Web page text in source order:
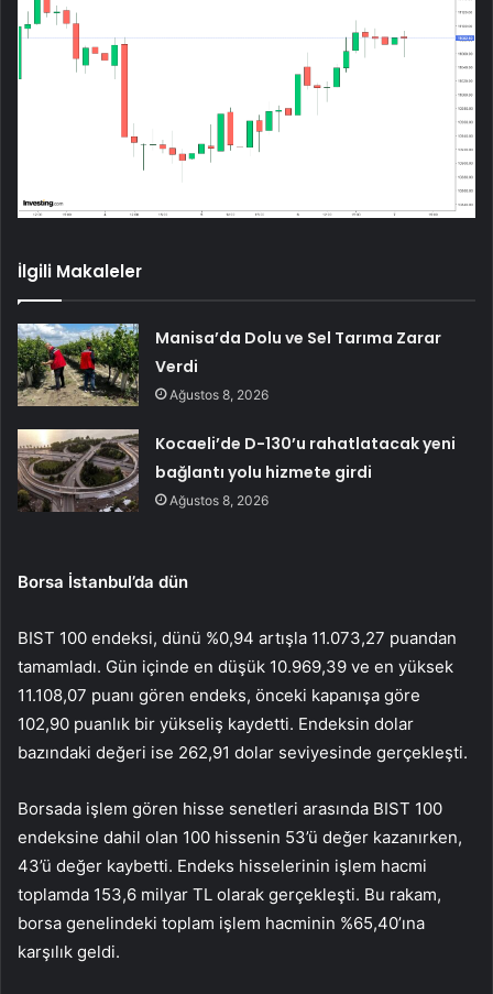
İlgili Makaleler
Manisa’da Dolu ve Sel Tarıma Zarar
Verdi
Ağustos 8, 2026
Kocaeli’de D-130’u rahatlatacak yeni
bağlantı yolu hizmete girdi
Ağustos 8, 2026
Borsa İstanbul’da dün
BIST 100 endeksi, dünü %0,94 artışla 11.073,27 puandan
tamamladı. Gün içinde en düşük 10.969,39 ve en yüksek
11.108,07 puanı gören endeks, önceki kapanışa göre
102,90 puanlık bir yükseliş kaydetti. Endeksin dolar
bazındaki değeri ise 262,91 dolar seviyesinde gerçekleşti.
Borsada işlem gören hisse senetleri arasında BIST 100
endeksine dahil olan 100 hissenin 53’ü değer kazanırken,
43’ü değer kaybetti. Endeks hisselerinin işlem hacmi
toplamda 153,6 milyar TL olarak gerçekleşti. Bu rakam,
borsa genelindeki toplam işlem hacminin %65,40’ına
karşılık geldi.